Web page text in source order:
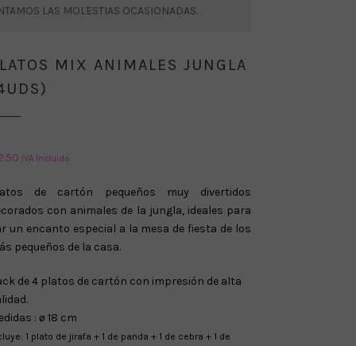
LAS MOLESTIAS OCASIONADAS.
MIX ANIMALES JUNGLA
IVA Incluido
de cartón pequeños muy divertidos
con animales de la jungla, ideales para
un encanto especial a la mesa de fiesta de los
pequeños de la casa.
de 4 platos de cartón con impresión de alta
: ø 18 cm
1 plato de jirafa + 1 de panda + 1 de cebra + 1 de